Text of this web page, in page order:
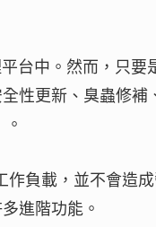
台中。然而，只要
性更新、臭蟲修補
作負載，並不會造
進階功能。